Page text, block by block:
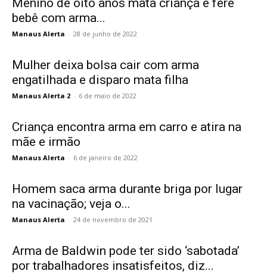
Menino de oito anos mata criança e fere
bebê com arma...
Manaus Alerta - 28 de junho de 2022
Mulher deixa bolsa cair com arma
engatilhada e disparo mata filha
Manaus Alerta 2 - 6 de maio de 2022
Criança encontra arma em carro e atira na
mãe e irmão
Manaus Alerta - 6 de janeiro de 2022
Homem saca arma durante briga por lugar
na vacinação; veja o...
Manaus Alerta - 24 de novembro de 2021
Arma de Baldwin pode ter sido ‘sabotada’
por trabalhadores insatisfeitos, diz...